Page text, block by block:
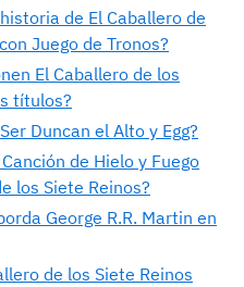
de El Caballero de
Juego de Tronos?
El Caballero de los
títulos?
Duncan el Alto y Egg?
de Hielo y Fuego
los Siete Reinos?
George R.R. Martin en
de los Siete Reinos